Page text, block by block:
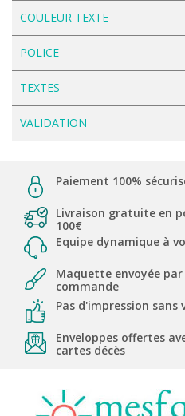
COULEUR TEXTE
POLICE
TEXTES
VALIDATION
Paiement 100%
Livraison gratuite en
100€
Equipe dynamique à
Maquette envoyée
commande
Pas d'impression sans
Enveloppes offertes
cartes décès